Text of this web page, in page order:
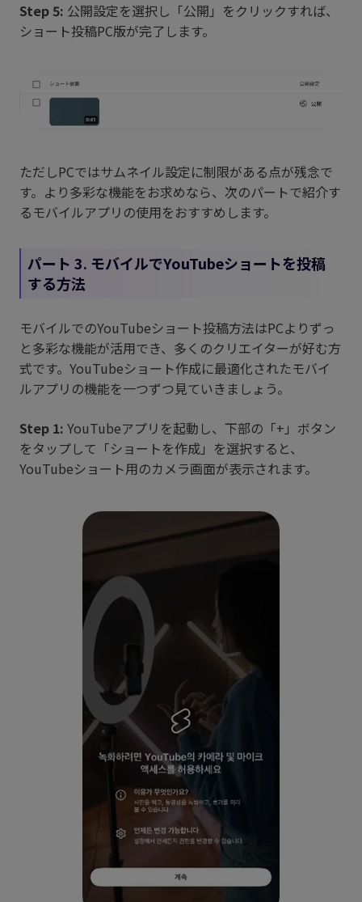
Step 5: 公開設定を選択し「公開」をクリックすれば、
ショート投稿PC版が完了します。
ただしPCではサムネイル設定に制限がある点が残念で
す。より多彩な機能をお求めなら、次のパートで紹介す
るモバイルアプリの使用をおすすめします。
パート 3. モバイルでYouTubeショートを投稿
する方法
モバイルでのYouTubeショート投稿方法はPCよりずっ
と多彩な機能が活用でき、多くのクリエイターが好む方
式です。YouTubeショート作成に最適化されたモバイ
ルアプリの機能を一つずつ見ていきましょう。
Step 1: YouTubeアプリを起動し、下部の「+」ボタン
をタップして「ショートを作成」を選択すると、
YouTubeショート用のカメラ画面が表示されます。